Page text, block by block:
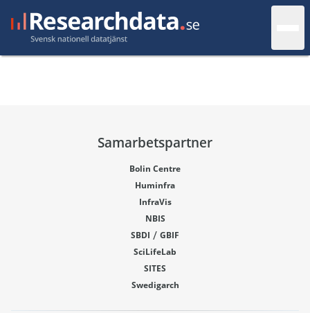
Samarbetspartner
Bolin Centre
Huminfra
InfraVis
NBIS
SBDI / GBIF
SciLifeLab
SITES
Swedigarch